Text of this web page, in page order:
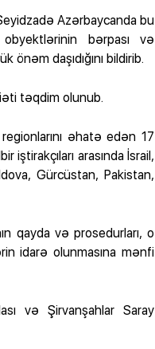
Azərbaycanda bu
bərpası və
önəm daşıdığını bildirib.
təqdim olunub.
əhatə edən 17
arasında İsrail,
Gürcüstan, Pakistan,
qayda və prosedurları, o
idarə olunmasına mənfi
və Şirvanşahlar Saray